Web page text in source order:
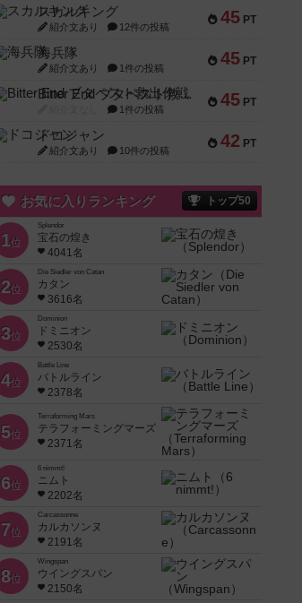
45 PT
スカルキング
紹介文あり 12件の投稿
45 PT
海兵隊
紹介文あり 1件の投稿
45 PT
Bitter End ブタペスト救出作戦
1件の投稿
42 PT
ドコジャン
紹介文あり 10件の投稿
お気に入りランキング トップ50
1位
Splendor
宝石の煌き
4041名
2位
Die Siedler von Catan
カタン
3616名
3位
Dominion
ドミニオン
2530名
4位
Battle Line
バトルライン
2378名
5位
Terraforming Mars
テラフォーミングマーズ
2371名
6位
6 nimmt!
ニムト
2202名
7位
Carcassonne
カルカソンヌ
2191名
8位
Wingspan
ウイングスパン
2150名